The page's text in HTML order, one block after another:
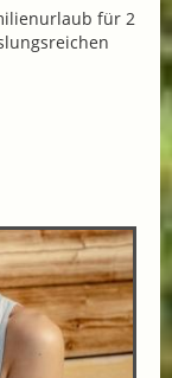
für 2